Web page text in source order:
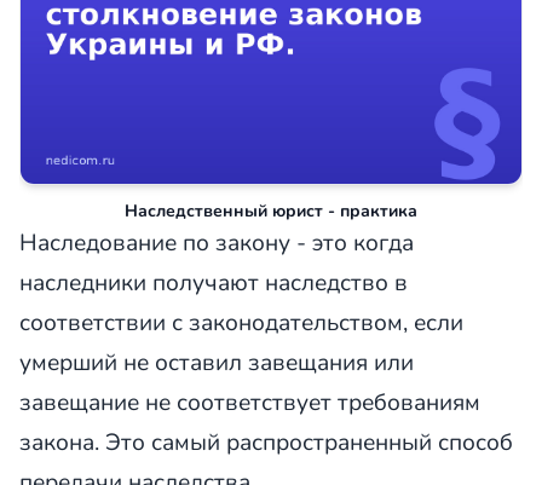
Наследственный юрист - практика
Наследование по закону - это когда
наследники получают наследство в
соответствии с законодательством, если
умерший не оставил завещания или
завещание не соответствует требованиям
закона. Это самый распространенный способ